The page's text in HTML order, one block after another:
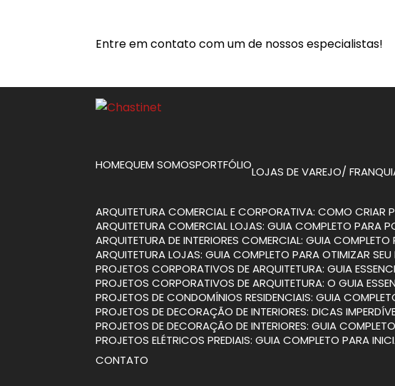
Entre em contato com um de nossos especialistas!
HOME QUEM SOMOS PORTFÓLIO LOJAS DE VAREJO/
ARQUITETURA COMERCIAL E CORPORATIVA: COMO CRIAR
ARQUITETURA COMERCIAL LOJAS: GUIA COMPLETO PARA
ARQUITETURA DE INTERIORES COMERCIAL: GUIA
ARQUITETURA LOJAS: GUIA COMPLETO PARA OTIMIZAR
PROJETOS CORPORATIVOS DE ARQUITETURA: GUIA
PROJETOS CORPORATIVOS DE ARQUITETURA: O GUIA
PROJETOS DE CONDOMÍNIOS RESIDENCIAIS: GUIA
PROJETOS DE DECORAÇÃO DE INTERIORES: DICAS
PROJETOS DE DECORAÇÃO DE INTERIORES: GUIA
PROJETOS ELÉTRICOS PREDIAIS: GUIA COMPLETO PARA
CONTATO